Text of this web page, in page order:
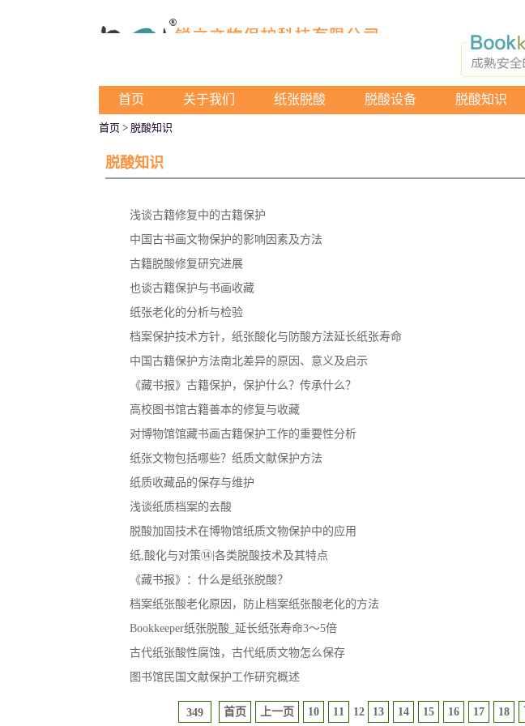
首页 关于我们 纸张脱酸 脱酸设备 脱酸知识
首页 > 脱酸知识
脱酸知识
浅谈古籍修复中的古籍保护
中国古书画文物保护的影响因素及方法
古籍脱酸修复研究进展
也谈古籍保护与书画收藏
纸张老化的分析与检验
档案保护技术方针，纸张酸化与防酸方法延长纸张寿命
中国古籍保护方法南北差异的原因、意义及启示
《藏书报》古籍保护，保护什么？传承什么？
高校图书馆古籍善本的修复与收藏
对博物馆馆藏书画古籍保护工作的重要性分析
纸张文物包括哪些？纸质文献保护方法
纸质收藏品的保存与维护
浅谈纸质档案的去酸
脱酸加固技术在博物馆纸质文物保护中的应用
纸,酸化与对策⑭|各类脱酸技术及其特点
《藏书报》：什么是纸张脱酸？
档案纸张酸老化原因，防止档案纸张酸老化的方法
Bookkeeper纸张脱酸_延长纸张寿命3～5倍
古代纸张酸性腐蚀，古代纸质文物怎么保存
图书馆民国文献保护工作研究概述
349 首页 上一页 10 11 12 13 14 15 16 17 18